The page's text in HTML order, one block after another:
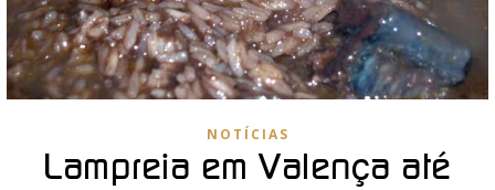
NOTÍCIAS
Lampreia em Valença até